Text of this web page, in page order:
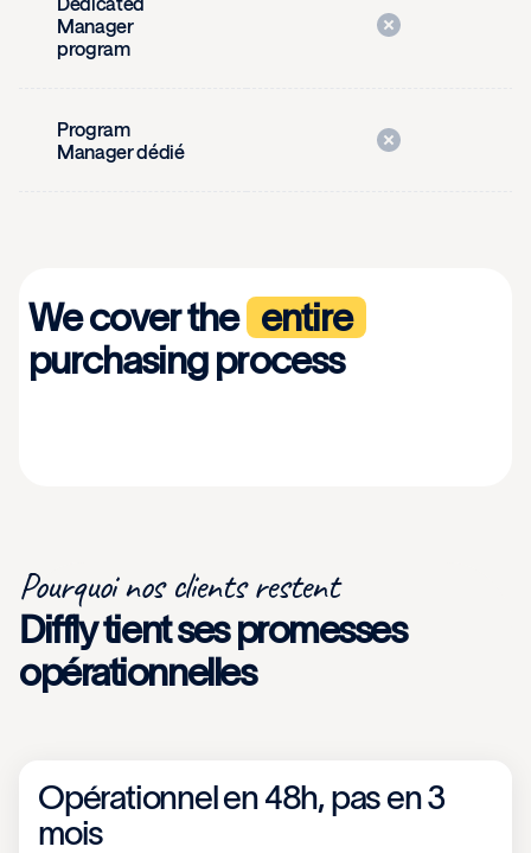
Manager
program
Program
Manager dédié
We cover the entire
purchasing process
Pourquoi nos clients restent
Diffly tient ses promesses
opérationnelles
Opérationnel en 48h, pas en 3
mois